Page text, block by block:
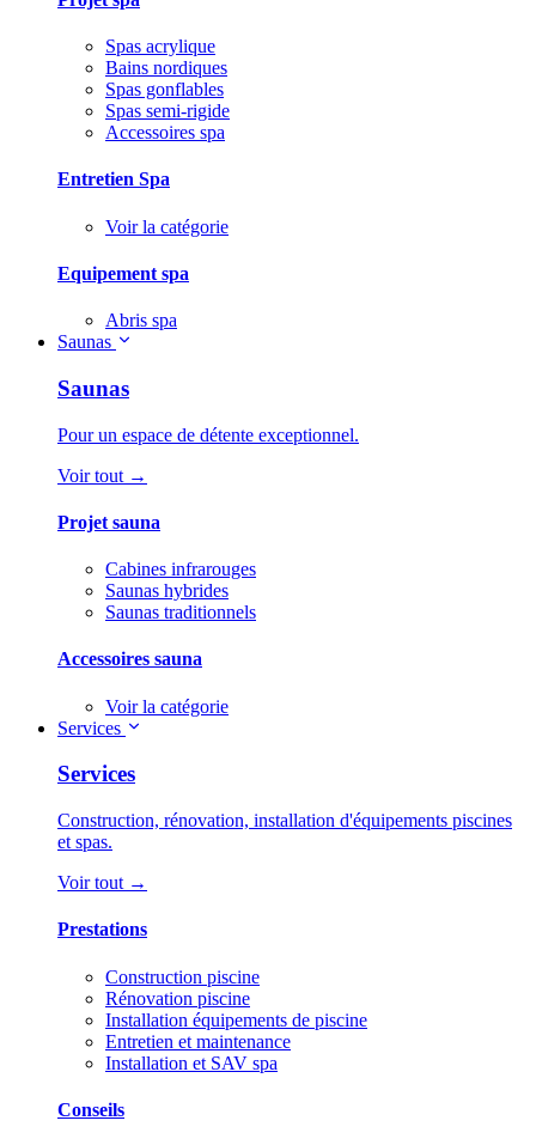
Spas acrylique
Bains nordiques
Spas gonflables
Spas semi-rigide
Accessoires spa
Entretien Spa
Voir la catégorie
Equipement spa
Abris spa
Saunas
Saunas
Pour un espace de détente exceptionnel.
Voir tout →
Projet sauna
Cabines infrarouges
Saunas hybrides
Saunas traditionnels
Accessoires sauna
Voir la catégorie
Services
Services
Construction, rénovation, installation d'équipements piscines
et spas.
Voir tout →
Prestations
Construction piscine
Rénovation piscine
Installation équipements de piscine
Entretien et maintenance
Installation et SAV spa
Conseils